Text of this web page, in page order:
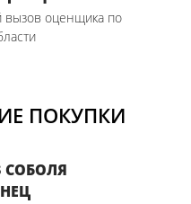
вызов оценщика по
ПОКУПКИ